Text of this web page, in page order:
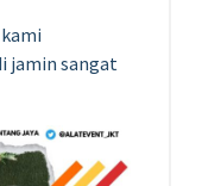
jamin sangat